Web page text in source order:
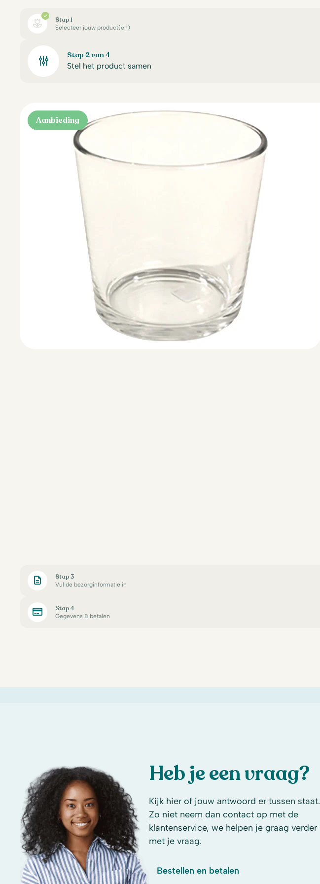
Stap 1
Selecteer jouw product(en)
Stap 2 van 4
Stel het product samen
Aanbieding
Stap 3
Vul de bezorginformatie in
Stap 4
Gegevens & betalen
Heb je een vraag?
Kijk hier of jouw antwoord er tussen staat.
Zo niet neem dan contact op met de
klantenservice, we helpen je graag verder
met je vraag.
Bestellen en betalen